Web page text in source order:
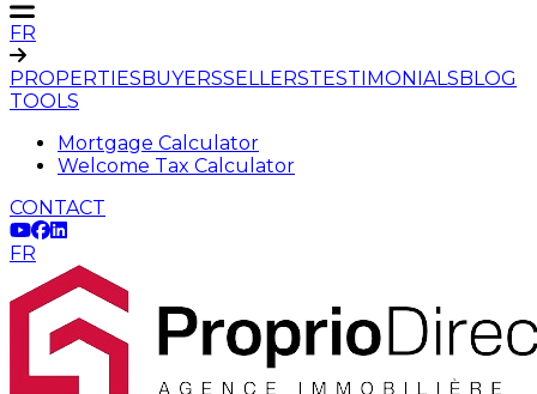
FR
PROPERTIESBUYERSSELLERSTESTIMONIALSBLOG
TOOLS
Mortgage Calculator
Welcome Tax Calculator
CONTACT
FR